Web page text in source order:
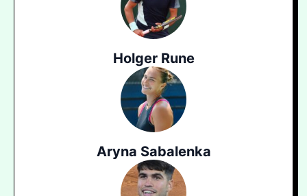
Holger Rune
Aryna Sabalenka